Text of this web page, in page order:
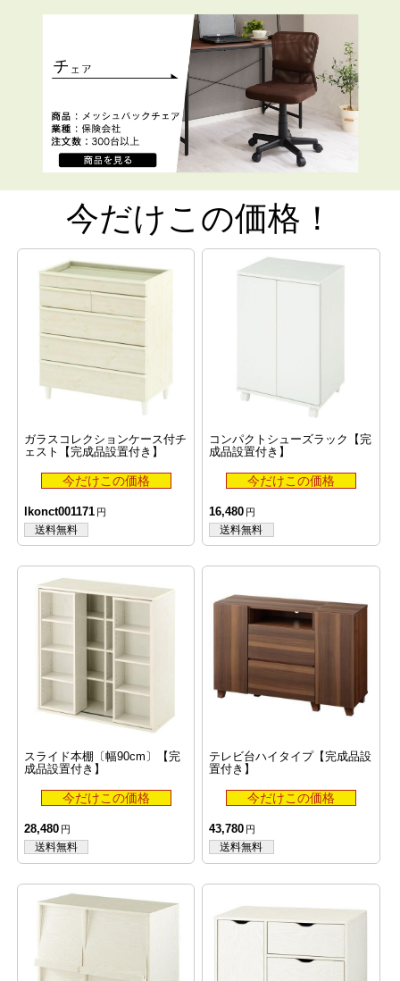
今だけこの価格！
ガラスコレクションケース付チ
ェスト【完成品設置付き】
lkonct001171
コンパクトシューズラック【完
成品設置付き】
16,480
スライド本棚〔幅90cm〕【完
成品設置付き】
28,480
テレビ台ハイタイプ【完成品設
置付き】
43,780